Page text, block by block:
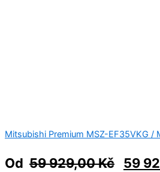
Mitsubishi Premium MSZ-EF35VKG /
Od 59 929,00Kč 59